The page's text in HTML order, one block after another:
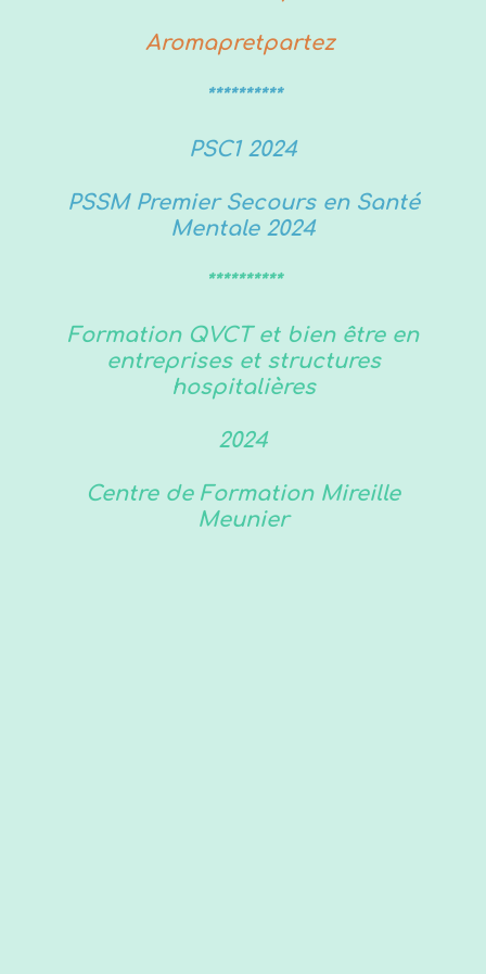
Aromapretpartez
**********
PSC1 2024
PSSM Premier Secours en Santé
Mentale 2024
**********
Formation QVCT et bien être en
entreprises et structures
hospitalières
2024
Centre de Formation Mireille
Meunier